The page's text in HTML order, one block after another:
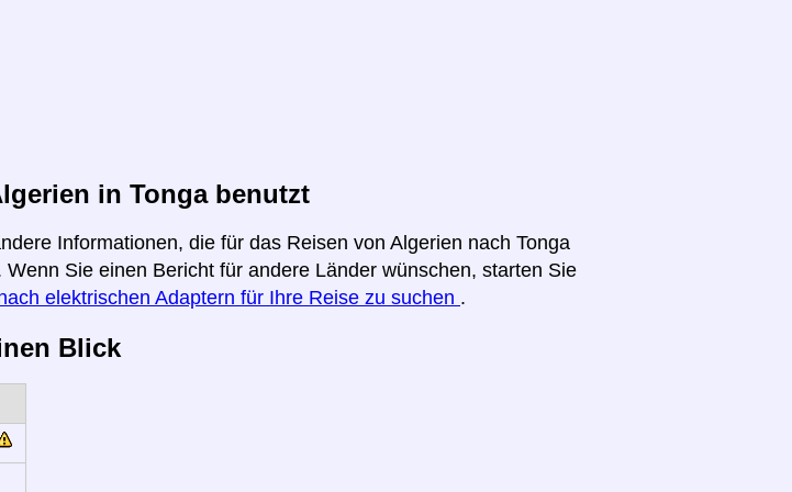
in Tonga benutzt
Informationen, die für das Reisen von Algerien nach Tonga
Sie einen Bericht für andere Länder wünschen, starten Sie
elektrischen Adaptern für Ihre Reise zu suchen .
Blick